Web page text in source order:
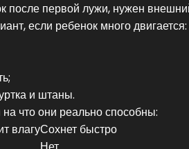
первой лужи, нужен
если ребенок много
и штаны.
что они реально способны:
влагуСохнет быстро